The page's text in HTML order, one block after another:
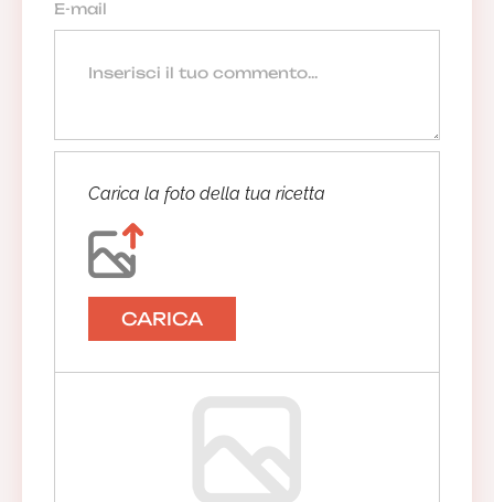
Carica la foto della tua ricetta
CARICA